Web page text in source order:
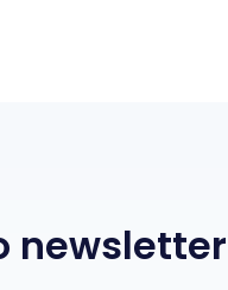
newsletter